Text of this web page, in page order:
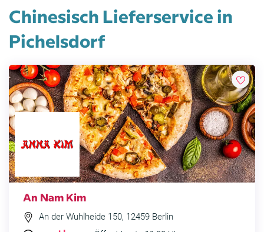
Chinesisch Lieferservice in
Pichelsdorf
An Nam Kim
An der Wuhlheide 150, 12459 Berlin